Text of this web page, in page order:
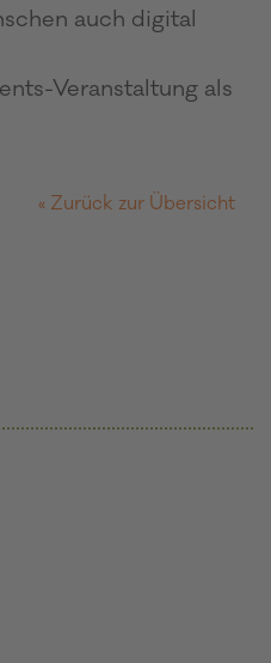
auch digital
Veranstaltung als
« Zurück zur Übersicht